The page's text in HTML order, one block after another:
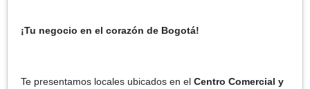
¡Tu negocio en el corazón de Bogotá!
Te presentamos locales ubicados en el Centro Comercial y